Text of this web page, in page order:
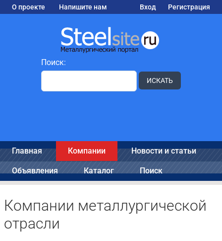
О проекте Напишите нам Вход Регистрация
Поиск:
ИСКАТЬ
Главная Компании Новости и статьи
Объявления Каталог Поиск
Компании металлургической
отрасли